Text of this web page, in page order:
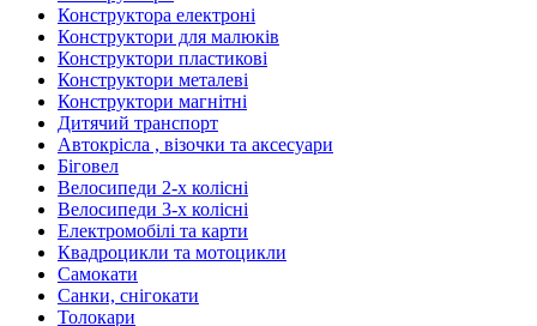
Конструктора електроні
Конструктори для малюків
Конструктори пластикові
Конструктори металеві
Конструктори магнітні
Дитячий транспорт
Автокрісла , візочки та аксесуари
Біговел
Велосипеди 2-х колісні
Велосипеди 3-х колісні
Електромобілі та карти
Квадроцикли та мотоцикли
Самокати
Санки, снігокати
Толокари